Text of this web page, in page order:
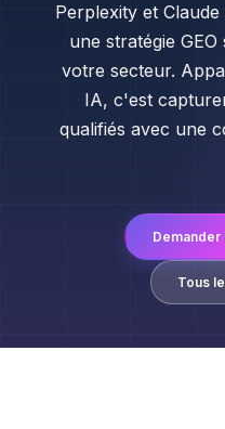
Perplexity et
une stratégie
votre secteur.
IA, c'est
qualifiés avec une
Demander
Tous